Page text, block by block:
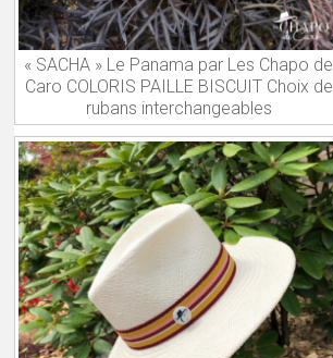
« SACHA » Le Panama par Les Chapo de
Caro COLORIS PAILLE BISCUIT Choix de
rubans interchangeables